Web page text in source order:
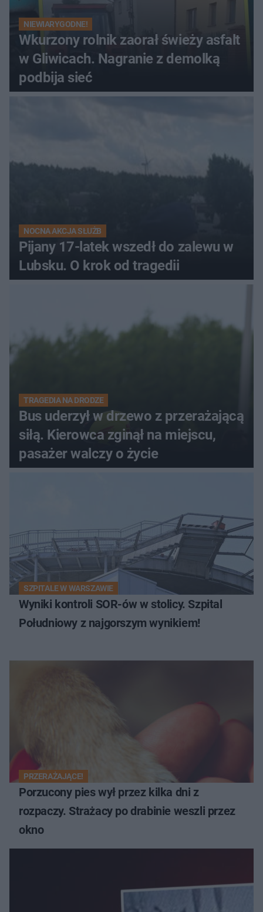
NIEWIARYGODNE!
Wkurzony rolnik zaorał świeży asfalt
w Gliwicach. Nagranie z demolką
podbija sieć
NOCNA AKCJA SŁUŻB
Pijany 17-latek wszedł do zalewu w
Lubsku. O krok od tragedii
TRAGEDIA NA DRODZE
Bus uderzył w drzewo z przerażającą
siłą. Kierowca zginął na miejscu,
pasażer walczy o życie
SZPITALE W WARSZAWIE
Wyniki kontroli SOR-ów w stolicy. Szpital
Południowy z najgorszym wynikiem!
PRZERAŻAJĄCE!
Porzucony pies wył przez kilka dni z
rozpaczy. Strażacy po drabinie weszli przez
okno